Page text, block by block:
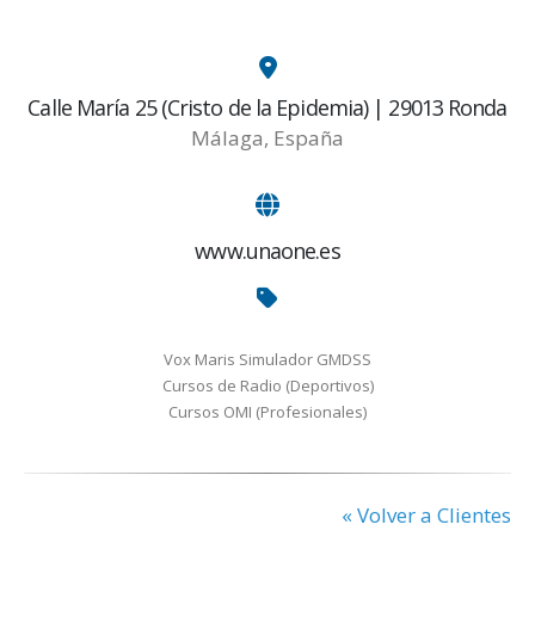
Calle María 25 (Cristo de la Epidemia) | 29013 Ronda
Málaga, España
www.unaone.es
Vox Maris Simulador GMDSS
Cursos de Radio (Deportivos)
Cursos OMI (Profesionales)
« Volver a Clientes